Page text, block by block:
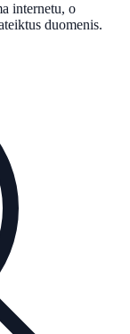
internetu, o
duomenis.